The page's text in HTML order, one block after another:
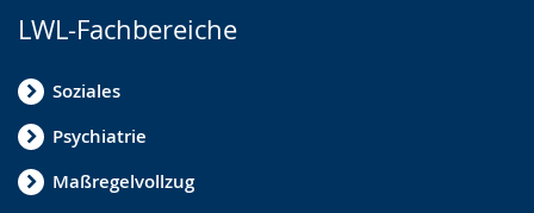
LWL-Fachbereiche
Soziales
Psychiatrie
Maßregelvollzug